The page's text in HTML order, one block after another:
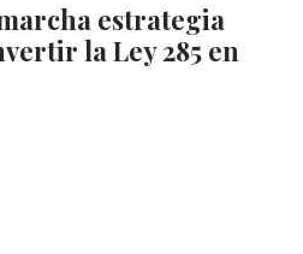
estrategia
la Ley 285 en